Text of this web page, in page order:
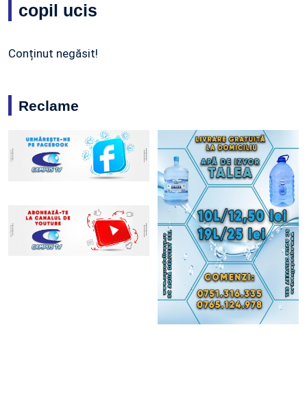
copil ucis
Conținut negăsit!
Reclame